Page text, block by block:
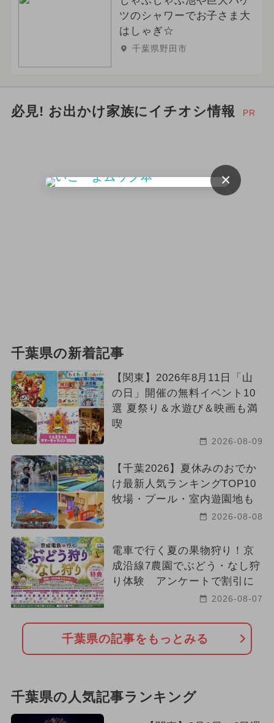
ツのシャワーでお子さま大
はしゃぎ☆
千葉県野田市
必見! お出かけ家族にイチオシ情報 PR
千葉県の新着記事
【関東】2026年8月11日「山
の日」開催の無料イベント10
選 夏祭り＆水遊び＆映画も満
喫
2026-08-09
【千葉2026】夏休みのおでか
け最新人気ランキングTOP10
牧場・プール・室内遊園地も
2026-08-08
電車で行く夏の果物狩り！京
成沿線7農園でぶどう・なし狩
り体験 アンケートで割引に
2026-08-07
千葉県の記事をもっとみる
千葉県の人気記事ランキング
×